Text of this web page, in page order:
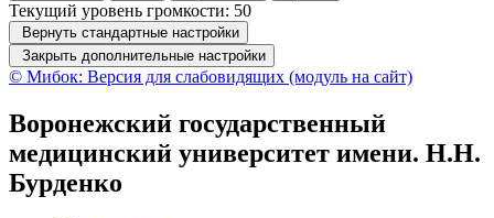
Текущий уровень громкости: 50
Вернуть стандартные настройки
Закрыть дополнительные настройки
© Мибок: Версия для слабовидящих (модуль на сайт)
Воронежский государственный
медицинский университет имени. Н.Н.
Бурденко